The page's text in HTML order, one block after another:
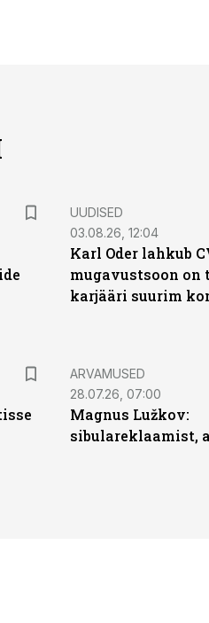
UUDISED
03.08.26, 12:04
Karl Oder lahkub
mugavustsoon on
karjääri suurim
ARVAMUSED
28.07.26, 07:00
Magnus Lužkov:
sibulareklaamist,